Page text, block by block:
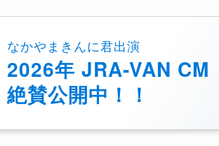
なかやまきんに君出演
2026年 JRA-VAN CM
絶賛公開中！！